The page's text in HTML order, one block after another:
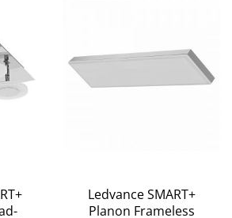
Ledvance SMART+
Planon Frameless